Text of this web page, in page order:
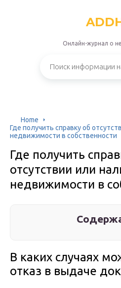
Онлайн-журнал о
Home
Где получить справку об
недвижимости в собственности
Где получить
отсутствии или
недвижимости в
В каких случаях
отказ в выдаче